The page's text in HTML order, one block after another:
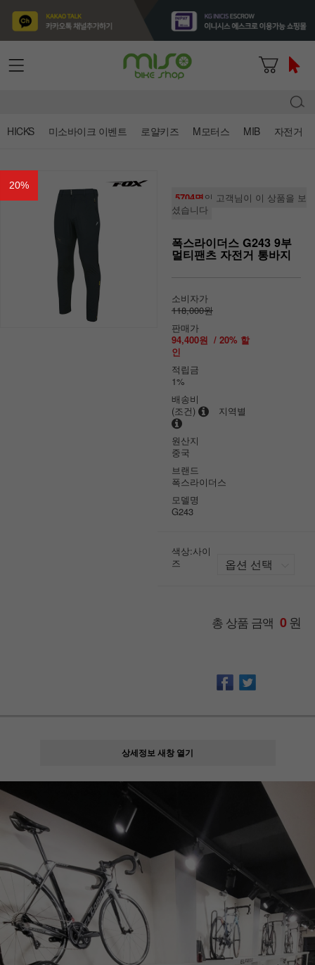
HICKS 미소바이크 이벤트 로얄키즈 M모터스 MIB 자전거
20%
5704명의 고객님이 이 상품을 보
셨습니다
폭스라이더스 G243 9부
멀티팬츠 자전거 통바지
소비자가
118,000원
판매가
94,400원 / 20% 할
인
적립금
1%
배송비
(조건)
지역별
원산지
중국
브랜드
폭스라이더스
모델명
G243
색상:사이
즈
총 상품 금액 0원
상세정보 새창 열기